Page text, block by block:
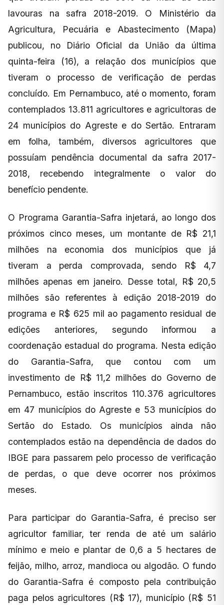
lavouras na safra 2018-2019. O Ministério da
Agricultura, Pecuária e Abastecimento (Mapa)
publicou, no Diário Oficial da União da última
quinta-feira (16), a relação dos municípios que
tiveram o processo de verificação de perdas
concluído. Em Pernambuco, até o momento, foram
contemplados 13.811 agricultores e agricultoras de
24 municípios do Agreste e do Sertão. Entraram
em folha, também, diversos agricultores que
possuíam pendência documental da safra 2017-
2018, recebendo integralmente o valor do
benefício pendente.
O Programa Garantia-Safra injetará, ao longo dos
próximos cinco meses, um montante de R$ 21,1
milhões na economia dos municípios que já
tiveram a perda comprovada, sendo R$ 4,7
milhões apenas em janeiro. Desse total, R$ 20,5
milhões são referentes à edição 2018-2019 do
programa e R$ 625 mil ao pagamento residual de
edições anteriores, segundo informou a
coordenação estadual do programa. Nesta edição
do Garantia-Safra, que contou com um
investimento de R$ 11,2 milhões do Governo de
Pernambuco, estão inscritos 110.376 agricultores
em 47 municípios do Agreste e 53 municípios do
Sertão do Estado. Os municípios ainda não
contemplados estão na dependência de dados do
IBGE para passarem pelo processo de verificação
de perdas, o que deve ocorrer nos próximos
meses.
Para participar do Garantia-Safra, é preciso ser
agricultor familiar, ter renda de até um salário
mínimo e meio e plantar de 0,6 a 5 hectares de
feijão, milho, arroz, mandioca ou algodão. O fundo
do Garantia-Safra é composto pela contribuição
paga pelos agricultores (R$ 17), município (R$ 51